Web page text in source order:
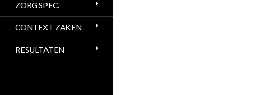
ZORG SPEC.
CONTEXT ZAKEN
RESULTATEN